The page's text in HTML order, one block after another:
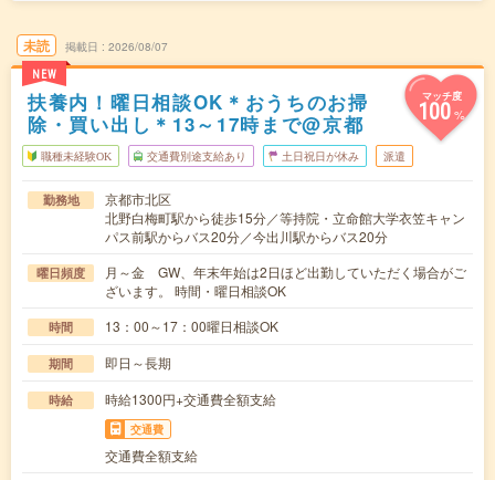
未読
NEW
掲載日 2026/08/07
マッチ度
100%
扶養内！曜日相談OK＊おうちのお掃
除・買い出し＊13～17時まで@京都
職種未経験OK 交通費別途支給あり 土日祝日が休み 派遣
勤務地
京都市北区
北野白梅町駅から徒歩15分／等持院・立命館大学衣笠キャン
パス前駅からバス20分／今出川駅からバス20分
曜日頻度
月～金 GW、年末年始は2日ほど出勤していただく場合がご
ざいます。 時間・曜日相談OK
時間 13：00～17：00曜日相談OK
期間 即日～長期
時給 時給1300円+交通費全額支給
交通費
交通費全額支給